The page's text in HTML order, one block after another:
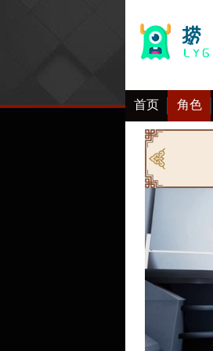
首页 角色
大全